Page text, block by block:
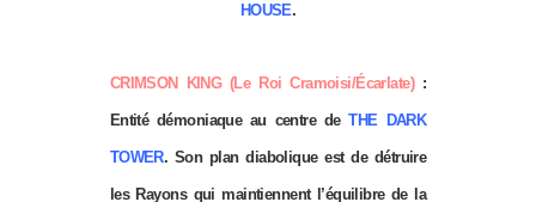
HOUSE.
CRIMSON KING (Le Roi Cramoisi/Écarlate) :
Entité démoniaque au centre deTHE DARK
TOWER. Son plan diabolique est de détruire
les Rayons qui maintiennent l’équilibre de la